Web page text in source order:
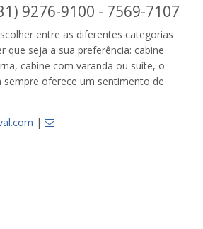
9276-9100 - 7569-7107
entre as diferentes categorias
que seja a sua preferência: cabine
cabine com varanda ou suíte, o
sempre oferece um sentimento de
|